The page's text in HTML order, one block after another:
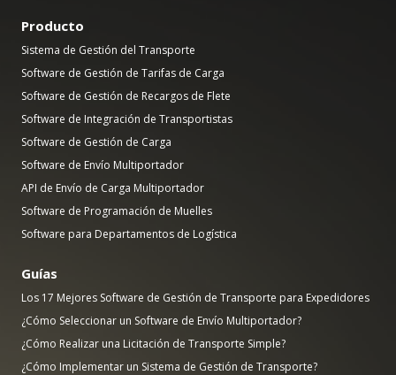
Producto
Sistema de Gestión del Transporte
Software de Gestión de Tarifas de Carga
Software de Gestión de Recargos de Flete
Software de Integración de Transportistas
Software de Gestión de Carga
Software de Envío Multiportador
API de Envío de Carga Multiportador
Software de Programación de Muelles
Software para Departamentos de Logística
Guías
Los 17 Mejores Software de Gestión de Transporte para Expedidores
¿Cómo Seleccionar un Software de Envío Multiportador?
¿Cómo Realizar una Licitación de Transporte Simple?
¿Cómo Implementar un Sistema de Gestión de Transporte?